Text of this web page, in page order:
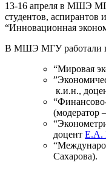
13-16 апреля в МШЭ
студентов,
“Инновационная
В МШЭ МГУ работали
“Мировая
к.и.н.,
(модератор
доцент Е.А.
Сахарова).